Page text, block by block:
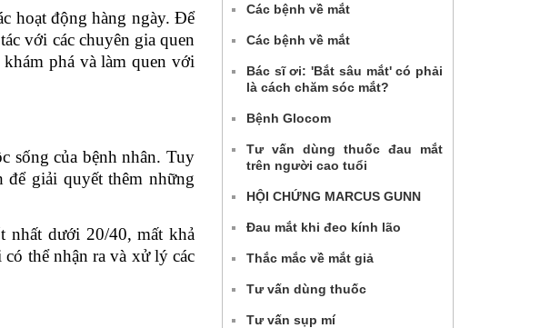
hoạt động hàng ngày. Để
với các chuyên gia quen
phá và làm quen với
sống của bệnh nhân. Tuy
giải quyết thêm những
nhất dưới 20/40, mất khả
thể nhận ra và xử lý các
Các bệnh về mắt
Các bệnh về mắt
Bác sĩ ơi: 'Bắt sâu mắt' có phải
là cách chăm sóc mắt?
Bệnh Glocom
Tư vấn dùng thuốc đau mắt
trên người cao tuổi
HỘI CHỨNG MARCUS GUNN
Đau mắt khi đeo kính lão
Thắc mắc về mắt giả
Tư vấn dùng thuốc
Tư vấn sụp mí